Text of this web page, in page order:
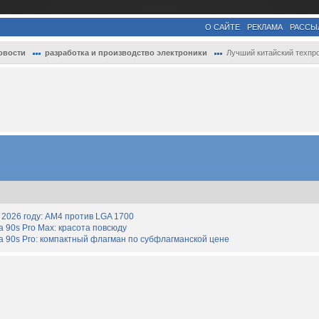
О САЙТЕ РЕКЛАМА
разработка и производство электроники Лучший китайский техпроцесс SMIC N+3
году: AM4 против LGA 1700
Pro Max: красота повсюду
Pro: компактный флагман по субфлагманской цене